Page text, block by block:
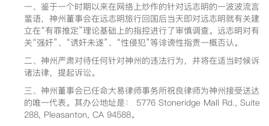
一、鉴于一个时期以来在网络上炒作的针对远志明的一波波流言
蜚语，神州董事会在远志明旅行回国后当天即对远志明就有关建
立在“有罪推定”理论基础上的指控进行了审慎调查。远志明对有
关“强奸”、“诱奸未遂”、“性侵犯”等诽谤性指责一概否认。
二、神州严肃对待任何针对神州的违法行为，并将在适当时候诉
诸法律，提起诉讼。
三、神州董事会已任命大易律师事务所祝良律师为神州接受送达
的唯一代表。其办公地址是： 5776 Stoneridge Mall Rd., Suite
288, Pleasanton, CA 94588。